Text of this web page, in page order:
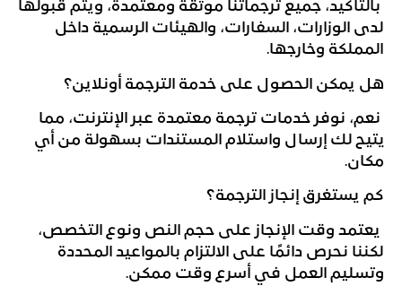
بالتأكيد، جميع ترجماتنا موثقة ومعتمدة، ويتم قبولها
لدى الوزارات، السفارات، والهيئات الرسمية داخل
المملكة وخارجها.
هل يمكن الحصول على خدمة الترجمة أونلاين؟
نعم، نوفر خدمات ترجمة معتمدة عبر الإنترنت، مما
يتيح لك إرسال واستلام المستندات بسهولة من أي
مكان.
كم يستغرق إنجاز الترجمة؟
يعتمد وقت الإنجاز على حجم النص ونوع التخصص،
لكننا نحرص دائمًا على الالتزام بالمواعيد المحددة
وتسليم العمل في أسرع وقت ممكن.